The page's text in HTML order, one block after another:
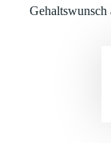
Gehaltswunsch